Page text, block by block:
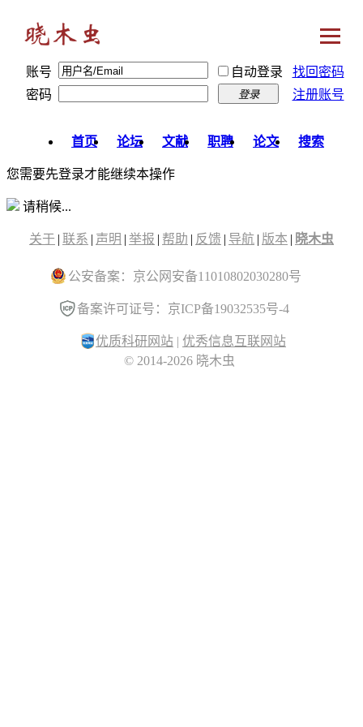
账号 自动登录
找回密码
密码
登录 注册账号
首页 论坛 文献 职聘 论文 搜索
您需要先登录才能继续本操作
请稍候...
关于 | 联系 | 声明 | 举报 | 帮助 | 反馈 | 导航 | 版本 | 晓木虫
公安备案：京公网安备11010802030280号
备案许可证号：京ICP备19032535号-4
优质科研网站 | 优秀信息互联网站
© 2014-2026 晓木虫